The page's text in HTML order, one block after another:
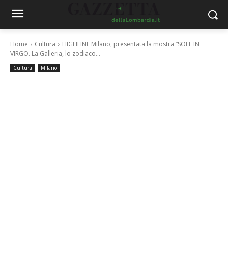
Home Cultura
HIGHLINE Milano, presentata la mostra “SOLE IN
VIRGO. La Galleria, lo zodiaco...
Cultura Milano